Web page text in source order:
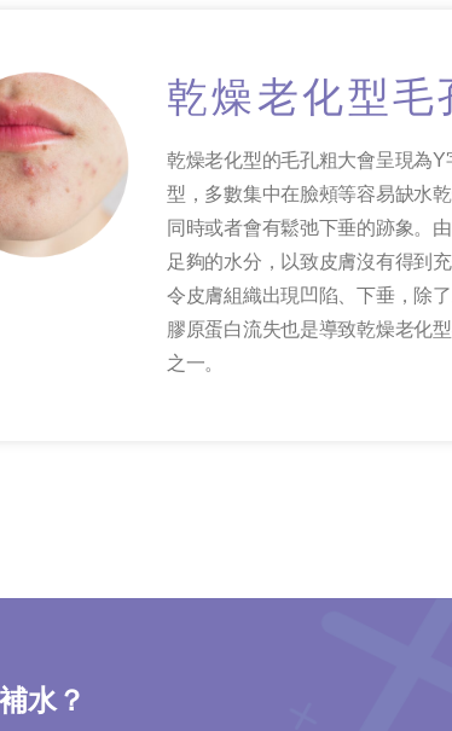
乾燥老化型毛
乾燥老化型的毛孔粗大會呈現為Y
型，多數集中在臉頰等容易缺水乾
同時或者會有鬆弛下垂的跡象。
足夠的水分，以致皮膚沒有得到充
令皮膚組織出現凹陷、下垂，除了
膠原蛋白流失也是導致乾燥老化
之一。
水？